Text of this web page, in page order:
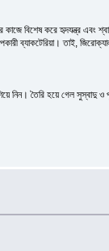
বিশেষ করে হৃদযন্ত্র এবং
ব্যাকটেরিয়া। তাই,
নিন। তৈরি হয়ে গেল সুস্বাদু